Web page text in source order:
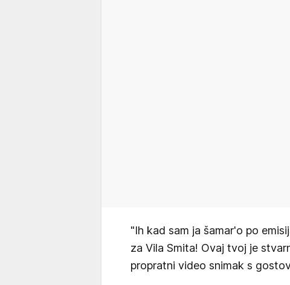
"Ih kad sam ja šamar'o po
za Vila Smita! Ovaj tvoj je
propratni video snimak s